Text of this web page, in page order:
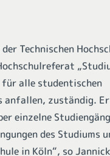
Technischen
für alle studentischen
anfallen, zuständig.
einzelne
des Studiums
in Köln“, so